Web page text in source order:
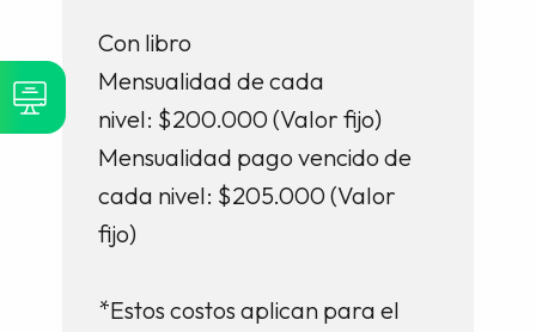
Con libro
Mensualidad de cada
nivel: $200.000 (Valor fijo)
Mensualidad pago vencido de
cada nivel: $205.000 (Valor
fijo)
*Estos costos aplican para el